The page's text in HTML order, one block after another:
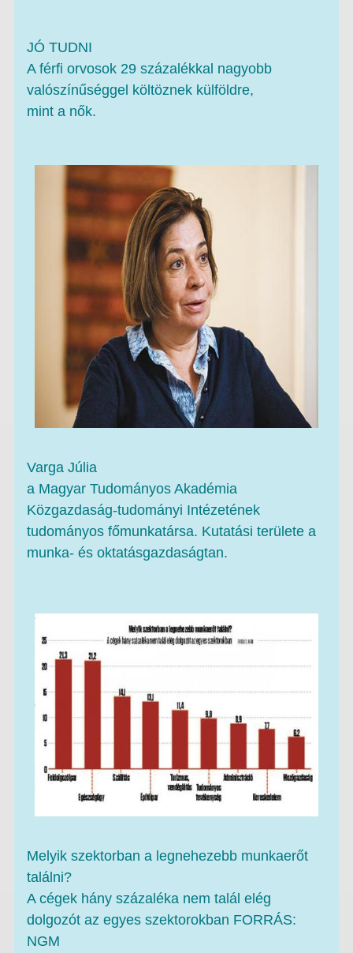
JÓ TUDNI
A férfi orvosok 29 százalékkal nagyobb
valószínűséggel költöznek külföldre,
mint a nők.
Varga Júlia
a Magyar Tudományos Akadémia
Közgazdaság-tudományi Intézetének
tudományos főmunkatársa. Kutatási területe a
munka- és oktatásgazdaságtan.
Melyik szektorban a legnehezebb munkaerőt
találni?
A cégek hány százaléka nem talál elég
dolgozót az egyes szektorokban FORRÁS:
NGM